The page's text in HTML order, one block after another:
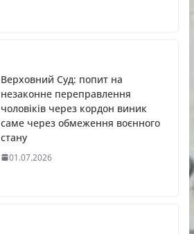
Верховний Суд: попит на
незаконне переправлення
чоловіків через кордон виник
саме через обмеження воєнного
стану
01.07.2026